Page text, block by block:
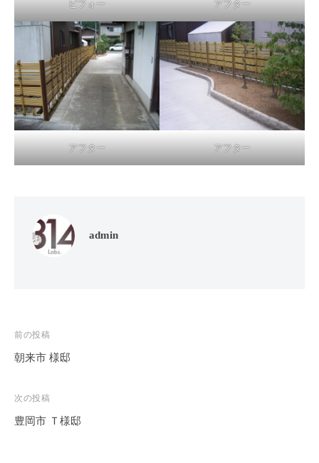
ビフォー アフター
アフター アフター
admin
投
稿
ビ
ゲ
前の投稿
朝来市 様邸
次の投稿
豊岡市 Ｔ様邸